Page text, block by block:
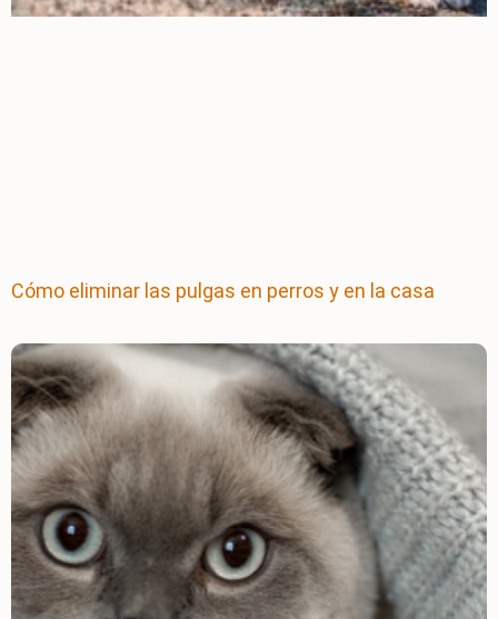
Cómo eliminar las pulgas en perros y en la casa